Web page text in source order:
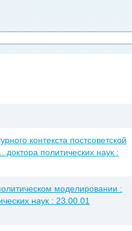
контекста постсоветской
политических наук :
моделировании :
наук : 23.00.01